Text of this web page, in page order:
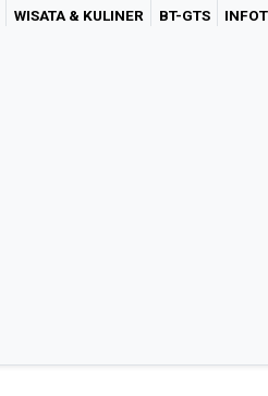
WISATA & KULINER BT-GTS